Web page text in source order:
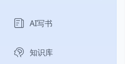
AI写书
知识库